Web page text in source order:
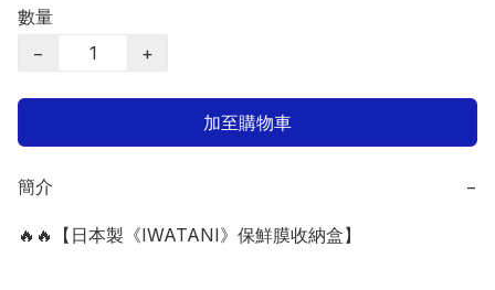
數量
−
+
加至購物車
簡介 −
🔥🔥【日本製《IWATANI》保鮮膜收納盒】